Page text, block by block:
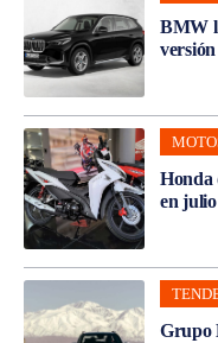
BMW
Honda
en julio
Grupo